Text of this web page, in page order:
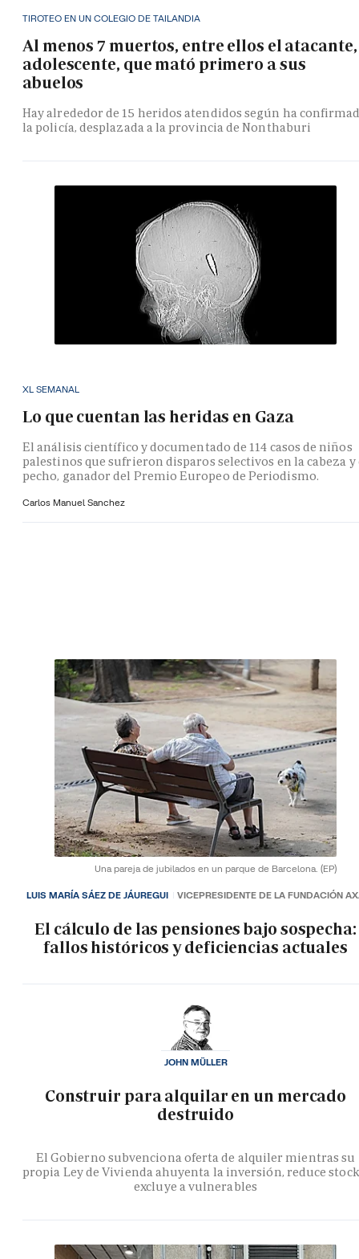
TIROTEO EN UN COLEGIO DE TAILANDIA
Al menos 7 muertos, entre ellos el atacante,
adolescente, que mató primero a sus
abuelos
Hay alrededor de 15 heridos atendidos según ha
la policía, desplazada a la provincia de Nonthaburi
XL SEMANAL
Lo que cuentan las heridas en Gaza
El análisis científico y documentado de 114 casos de niños
palestinos que sufrieron disparos selectivos en la cabeza y
pecho, ganador del Premio Europeo de Periodismo.
Carlos Manuel Sanchez
Una pareja de jubilados en un parque de Barcelona. (EP)
El cálculo de las pensiones bajo sospecha:
fallos históricos y deficiencias actuales
LUIS MARÍA SÁEZ DE JÁUREGUI VICEPRESIDENTE DE LA FUNDACIÓN
Construir para alquilar en un mercado
destruido
El Gobierno subvenciona oferta de alquiler mientras su
propia Ley de Vivienda ahuyenta la inversión, reduce
excluye a vulnerables
JOHN MÜLLER